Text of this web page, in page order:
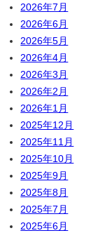
2026年7月
2026年6月
2026年5月
2026年4月
2026年3月
2026年2月
2026年1月
2025年12月
2025年11月
2025年10月
2025年9月
2025年8月
2025年7月
2025年6月